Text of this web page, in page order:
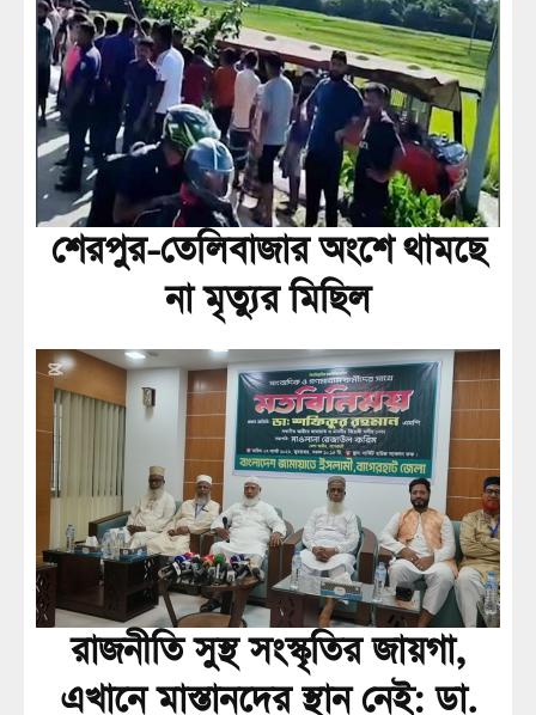
শেরপুর-তেলিবাজার অংশে থামছে
না মৃত্যুর মিছিল
রাজনীতি সুস্থ সংস্কৃতির জায়গা,
এখানে মাস্তানদের স্থান নেই: ডা.